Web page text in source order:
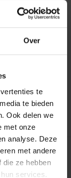
Over
te
te bieden
Ook delen we
met onze
analyse. Deze
met andere
die ze hebben
services.
120x90cm